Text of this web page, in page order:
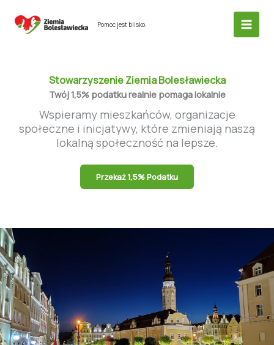
Pomoc jest blisko.
Stowarzyszenie Ziemia Bolesławiecka
Twój 1,5% podatku realnie pomaga lokalnie
Wspieramy mieszkańców, organizacje
społeczne i inicjatywy, które zmieniają naszą
lokalną społeczność na lepsze.
Przekaż 1,5% Podatku